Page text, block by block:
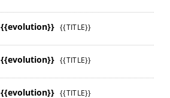
{{evolution}} {{TITLE}}
{{evolution}} {{TITLE}}
{{evolution}} {{TITLE}}